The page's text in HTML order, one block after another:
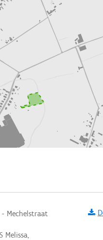
- Mechelstraat
Melissa,